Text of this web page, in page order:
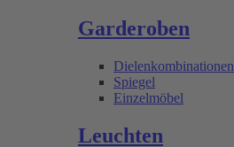
Garderoben
Dielenkombinationen
Spiegel
Einzelmöbel
Leuchten